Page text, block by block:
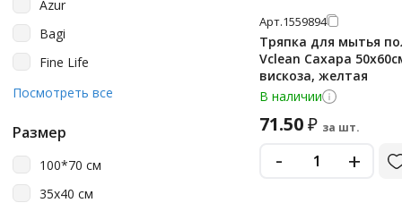
Azur
Bagi
Fine Life
Fun Clean
Посмотреть все
Размер
100*70 см
35х40 см
Арт.1559894
Тряпка для мытья
Vclean Сахара
вискоза, желтая
В наличии
71.50₽ за шт.
- +